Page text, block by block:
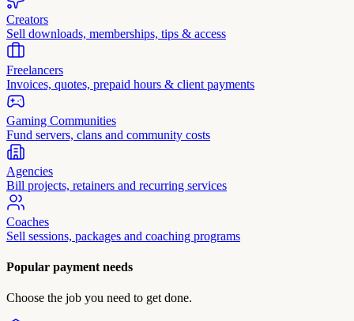
Creators
Sell downloads, memberships, tips & access
Freelancers
Invoices, quotes, prepaid hours & client payments
Gaming Communities
Fund servers, clans and community costs
Agencies
Bill projects, retainers and recurring services
Coaches
Sell sessions, packages and coaching programs
Popular payment needs
Choose the job you need to get done.